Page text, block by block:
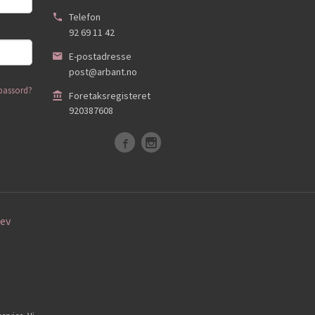
Telefon
92 69 11 42
E-postadresse
post@arbant.no
Foretaksregisteret
920387608